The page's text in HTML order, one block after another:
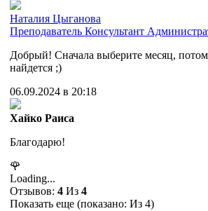
Наталия Цыганова
Преподаватель Консультант
Добрый! Сначала выберите месяц,
найдется ;)
06.09.2024 в 20:18
Хайко Раиса
Благодарю!
🌹
Loading...
Отзывов: 4 Из 4
Показать еще (показано: Из 4)